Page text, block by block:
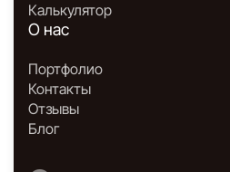
Калькулятор
О нас
Портфолио
Контакты
Отзывы
Блог